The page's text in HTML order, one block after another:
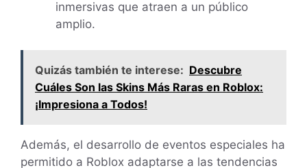
inmersivas que atraen a un público
amplio.
Quizás también te interese: Descubre
Cuáles Son las Skins Más Raras en Roblox:
¡Impresiona a Todos!
Además, el desarrollo de eventos especiales ha
permitido a Roblox adaptarse a las tendencias